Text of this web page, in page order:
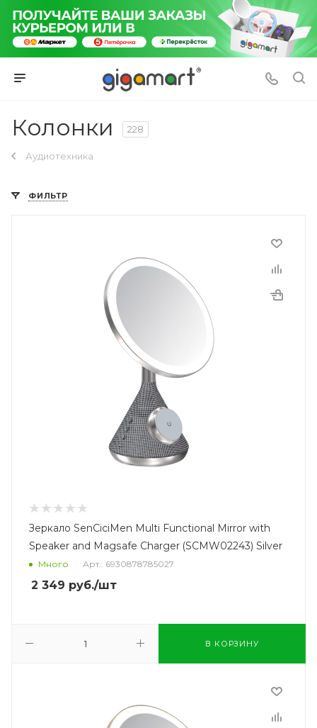
Колонки 228
Аудиотехника
ФИЛЬТР
Зеркало SenCiciMen Multi Functional Mirror with
Speaker and Magsafe Charger (SCMW02243) Silver
Много Арт.: 6930878785027
2 349 руб./шт
В КОРЗИНУ